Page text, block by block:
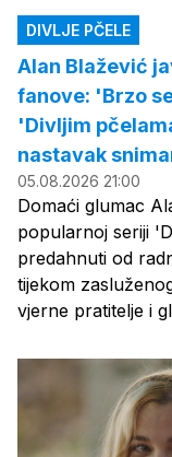
DIVLJE PČELE
Alan Blažević
fanove: 'Brzo
'Divljim
nastavak
05.08.2026 21:00
Domaći glumac
popularnoj seriji
predahnuti od
tijekom
vjerne pratitelje i